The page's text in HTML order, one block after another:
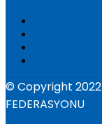
© Copyright 2022
FEDERASYONU